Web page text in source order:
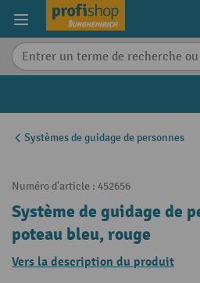
content
Systèmes de guidage de personnes
Numéro d'article : 452656
Système de guidage de
poteau bleu, rouge
Vers la description du produit